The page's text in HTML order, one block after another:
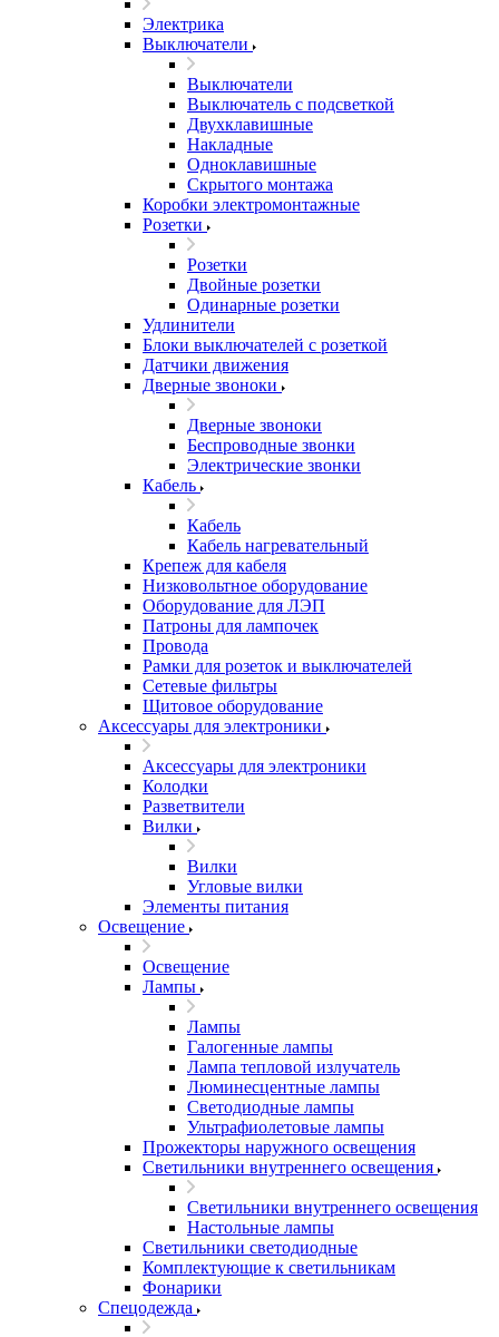
Электрика
Выключатели
Выключатели
Выключатель с подсветкой
Двухклавишные
Накладные
Одноклавишные
Скрытого монтажа
Коробки электромонтажные
Розетки
Розетки
Двойные розетки
Одинарные розетки
Удлинители
Блоки выключателей с розеткой
Датчики движения
Дверные звоноки
Дверные звоноки
Беспроводные звонки
Электрические звонки
Кабель
Кабель
Кабель нагревательный
Крепеж для кабеля
Низковольтное оборудование
Оборудование для ЛЭП
Патроны для лампочек
Провода
Рамки для розеток и выключателей
Сетевые фильтры
Щитовое оборудование
Аксессуары для электроники
Аксессуары для электроники
Колодки
Разветвители
Вилки
Вилки
Угловые вилки
Элементы питания
Освещение
Освещение
Лампы
Лампы
Галогенные лампы
Лампа тепловой излучатель
Люминесцентные лампы
Светодиодные лампы
Ультрафиолетовые лампы
Прожекторы наружного освещения
Светильники внутреннего освещения
Светильники внутреннего освещения
Настольные лампы
Светильники светодиодные
Комплектующие к светильникам
Фонарики
Спецодежда